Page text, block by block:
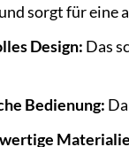
sorgt für eine
Design: Das
Bedienung: